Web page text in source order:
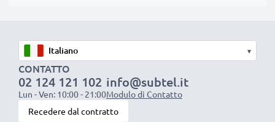
astrofotografia
✔ Cavi resistenti ma flessibili, non si attorcigliano
facilmente, connettori e spine robusti
ADATTATORE DI ALIMENTAZIONE AP-V10 AP-
▾
CONTATTO
02 124 121 102
Lun - Ven: 10:00 - 21:00
info@subtel.it
Modulo di Contatto
Recedere dal contratto